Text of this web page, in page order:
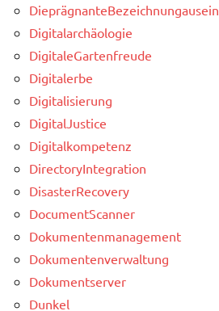
Digitalarchäologie
DigitaleGartenfreude
Digitalerbe
Digitalisierung
DigitalJustice
Digitalkompetenz
DirectoryIntegration
DisasterRecovery
DocumentScanner
Dokumentenmanagement
Dokumentenverwaltung
Dokumentserver
Dunkel